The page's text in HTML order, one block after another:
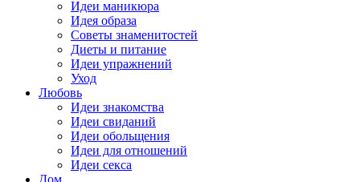
Идеи маникюра
Идея образа
Советы знаменитостей
Диеты и питание
Идеи упражнений
Уход
Любовь
Идеи знакомства
Идеи свиданий
Идеи обольщения
Идеи для отношений
Идеи секса
Дом